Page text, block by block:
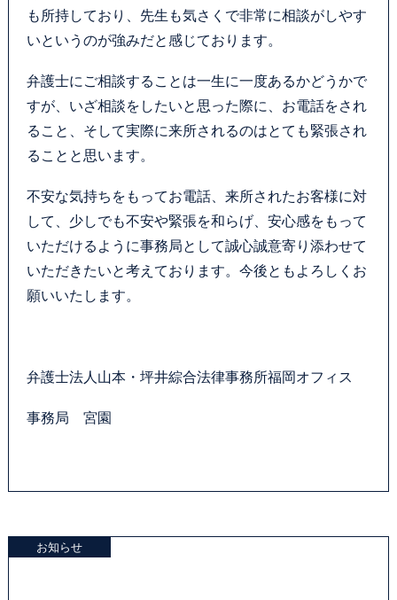
サマークラーク・ウィンタークラーク募集
プライバシーポリシー
お電話はこちらから
も所持しており、先生も気さくで非常に相談がしやす
いというのが強みだと感じております。
弁護士にご相談することは一生に一度あるかどうかで
すが、いざ相談をしたいと思った際に、お電話をされ
ること、そして実際に来所されるのはとても緊張され
ることと思います。
不安な気持ちをもってお電話、来所されたお客様に対
して、少しでも不安や緊張を和らげ、安心感をもって
いただけるように事務局として誠心誠意寄り添わせて
いただきたいと考えております。今後ともよろしくお
願いいたします。
弁護士法人山本・坪井綜合法律事務所福岡オフィス
事務局 宮園
お知らせ